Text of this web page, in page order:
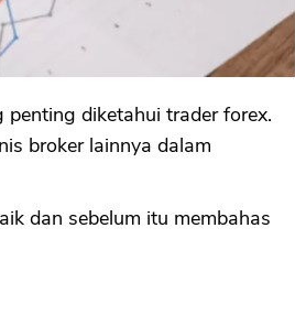
penting diketahui trader forex.
broker lainnya dalam
dan sebelum itu membahas